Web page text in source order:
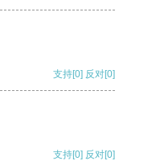
支持[0] 反对[0]
支持[0] 反对[0]